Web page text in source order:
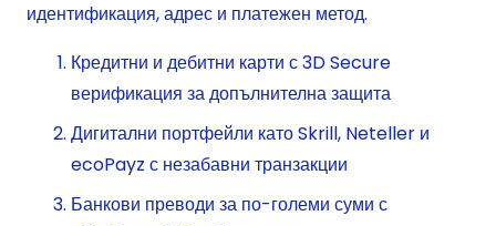
идентификация, адрес и платежен метод.
Кредитни и дебитни карти с 3D Secure
верификация за допълнителна защита
Дигитални портфейли като Skrill, Neteller и
ecoPayz с незабавни транзакции
Банкови преводи за по-големи суми с